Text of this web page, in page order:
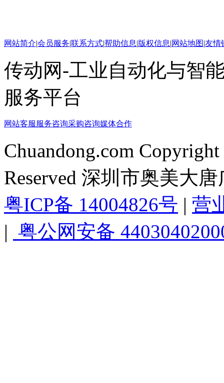
网站简介|会员服务|联系方式|帮助信息|版权信息|网站地图|友情
传动网-工业自动化与智
服务平台
网站客服 服务咨询采购咨询媒体合作
Chuandong.com
Reserved 深圳市奥美大
粤ICP备 14004826号 | 营
| 粤公网安备